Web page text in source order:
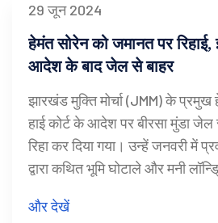
29 जून 2024
हेमंत सोरेन को जमानत पर
आदेश के बाद जेल से बाहर
झारखंड मुक्ति मोर्चा (JMM) के
हाई कोर्ट के आदेश पर बीरसा मुंडा
रिहा कर दिया गया। उन्हें जनवरी में
द्वारा कथित भूमि घोटाले और मनी
के सदस्य भी उनके साथ थे।
और देखें